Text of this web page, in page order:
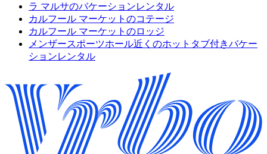
ラ マルサのバケーションレンタル
カルフール マーケットのコテージ
カルフール マーケットのロッジ
メンザースポーツホール近くのホットタブ付きバケー
ションレンタル